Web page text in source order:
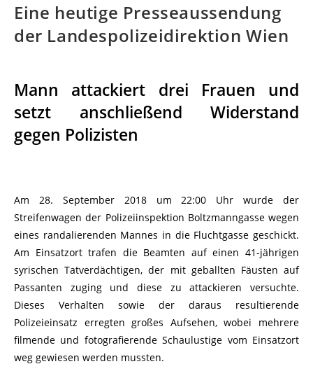
Eine heutige Presseaussendung
der Landespolizeidirektion Wien
Mann attackiert drei Frauen und
setzt anschließend Widerstand
gegen Polizisten
Am 28. September 2018 um 22:00 Uhr wurde der
Streifenwagen der Polizeiinspektion Boltzmanngasse wegen
eines randalierenden Mannes in die Fluchtgasse geschickt.
Am Einsatzort trafen die Beamten auf einen 41-jährigen
syrischen Tatverdächtigen, der mit geballten Fäusten auf
Passanten zuging und diese zu attackieren versuchte.
Dieses Verhalten sowie der daraus resultierende
Polizeieinsatz erregten großes Aufsehen, wobei mehrere
filmende und fotografierende Schaulustige vom Einsatzort
weg gewiesen werden mussten.